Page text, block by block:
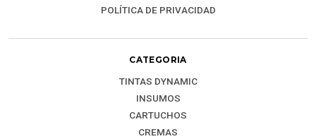
POLÍTICA DE PRIVACIDAD
CATEGORIA
TINTAS DYNAMIC
INSUMOS
CARTUCHOS
CREMAS